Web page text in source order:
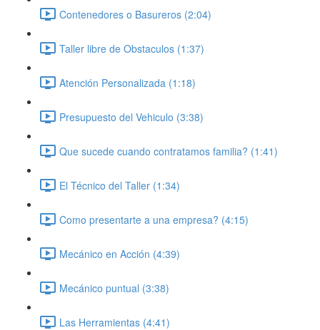
Contenedores o Basureros (2:04)
Taller libre de Obstaculos (1:37)
Atención Personalizada (1:18)
Presupuesto del Vehiculo (3:38)
Que sucede cuando contratamos familia? (1:41)
El Técnico del Taller (1:34)
Como presentarte a una empresa? (4:15)
Mecánico en Acción (4:39)
Mecánico puntual (3:38)
Las Herramientas (4:41)